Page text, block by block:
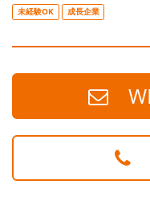
未経験OK 成長企業